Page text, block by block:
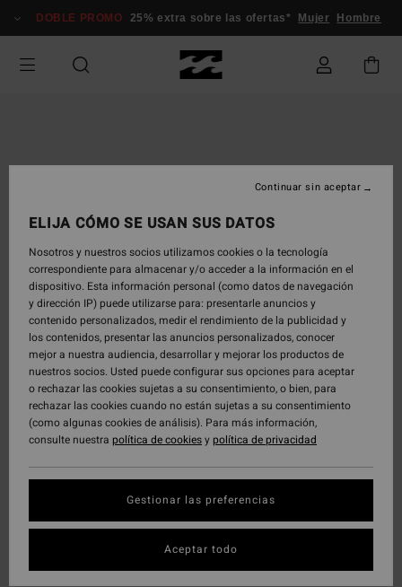
información
DOBLE PROMO 25% extra sobre las ofertas* Mujer Hombre
ELIJA CÓMO SE USAN SUS DATOS
Nosotros y nuestros socios utilizamos cookies o la tecnología
correspondiente para almacenar y/o acceder a la información en el
dispositivo. Esta información personal (como datos de navegación
y dirección IP) puede utilizarse para: presentarle anuncios y
contenido personalizados, medir el rendimiento de la publicidad y
los contenidos, presentar las anuncios personalizados, conocer
mejor a nuestra audiencia, desarrollar y mejorar los productos de
nuestros socios. Usted puede configurar sus opciones para aceptar
o rechazar las cookies sujetas a su consentimiento, o bien, para
rechazar las cookies cuando no están sujetas a su consentimiento
(como algunas cookies de análisis). Para más información,
consulte nuestra política de cookiesypolítica de privacidad
Gestionar las preferencias
Continuar sin aceptar
Aceptar todo